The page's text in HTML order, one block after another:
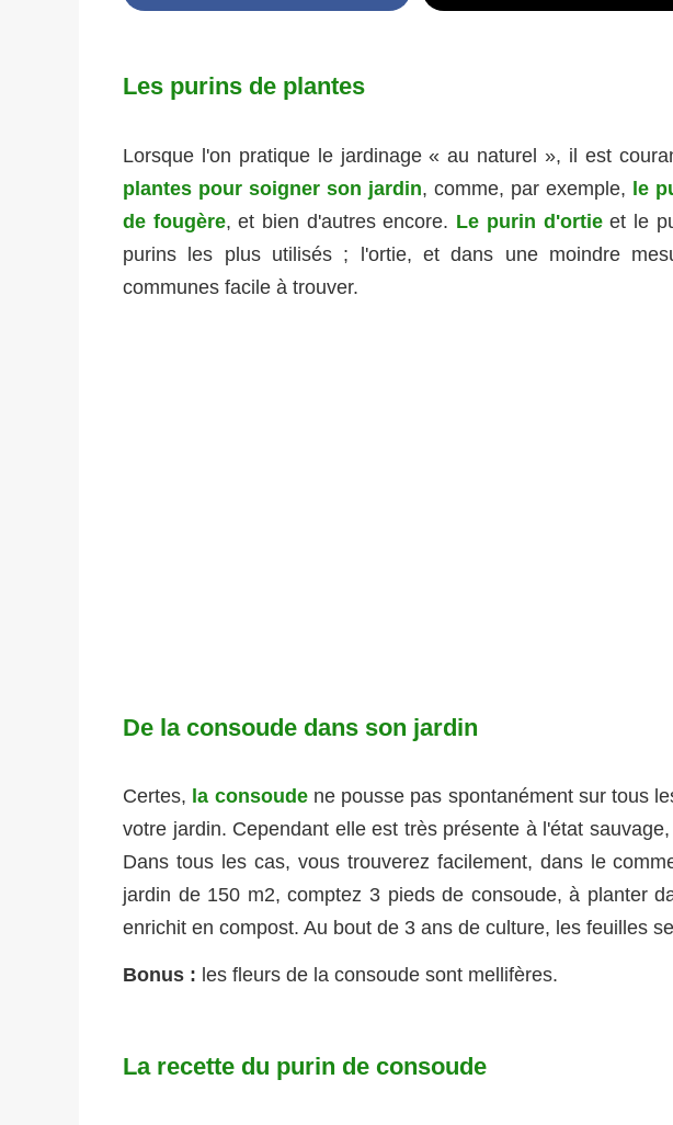
Les purins de plantes
Lorsque l'on pratique le jardinage « au naturel », il est
plantes pour soigner son jardin, comme, par exemple, le
de fougère, et bien d'autres encore. Le purin d'ortieet le
purins les plus utilisés ; l'ortie, et dans une moindre
communes facile à trouver.
De la consoude dans son jardin
Certes, la consoudene pousse pas spontanément sur tous
votre jardin. Cependant elle est très présente à l'état
Dans tous les cas, vous trouverez facilement, dans le
jardin de 150 m2, comptez 3 pieds de consoude, à planter
enrichit en compost. Au bout de 3 ans de culture, les feuilles
Bonus : les fleurs de la consoude sont mellifères.
La recette du purin de consoude